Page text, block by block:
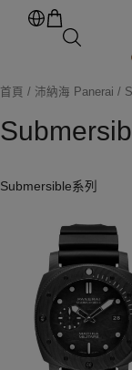
首頁 / 沛納海 Panerai /
Submersible系列